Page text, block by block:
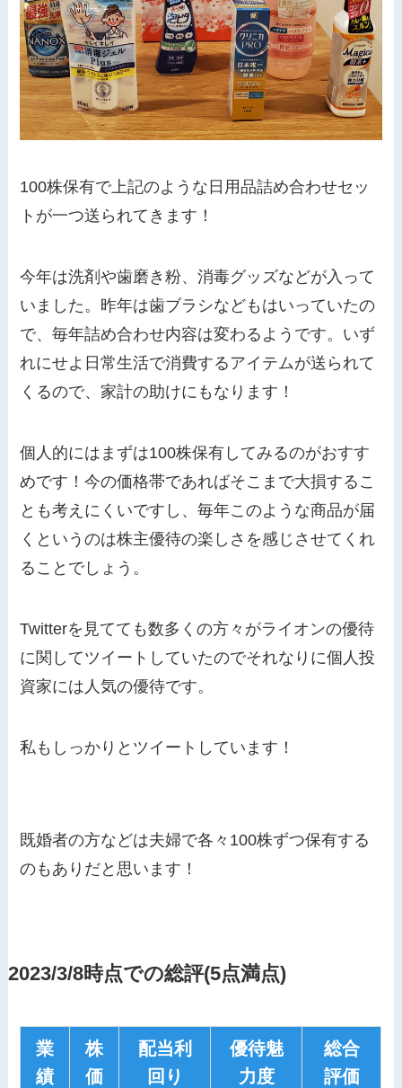
100株保有で上記のような日用品詰め合わせセッ
トが一つ送られてきます！
今年は洗剤や歯磨き粉、消毒グッズなどが入って
いました。昨年は歯ブラシなどもはいっていたの
で、毎年詰め合わせ内容は変わるようです。いず
れにせよ日常生活で消費するアイテムが送られて
くるので、家計の助けにもなります！
個人的にはまずは100株保有してみるのがおすす
めです！今の価格帯であればそこまで大損するこ
とも考えにくいですし、毎年このような商品が届
くというのは株主優待の楽しさを感じさせてくれ
ることでしょう。
Twitterを見てても数多くの方々がライオンの優待
に関してツイートしていたのでそれなりに個人投
資家には人気の優待です。
私もしっかりとツイートしています！
既婚者の方などは夫婦で各々100株ずつ保有する
のもありだと思います！
2023/3/8時点での総評(5点満点)
業
績
株
価
配当利
回り
優待魅
力度
総合
評価